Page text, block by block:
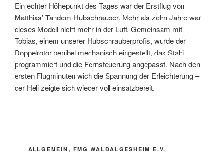
Ein echter Höhepunkt des Tages war der Erstflug von
Matthias’ Tandem-Hubschrauber. Mehr als zehn Jahre war
dieses Modell nicht mehr in der Luft. Gemeinsam mit
Tobias, einem unserer Hubschrauberprofis, wurde der
Doppelrotor penibel mechanisch eingestellt, das Stabi
programmiert und die Fernsteuerung angepasst. Nach den
ersten Flugminuten wich die Spannung der Erleichterung –
der Heli zeigte sich wieder voll einsatzbereit.
KATEGORIEN
ALLGEMEIN , FMG WALDALGESHEIM E.V.